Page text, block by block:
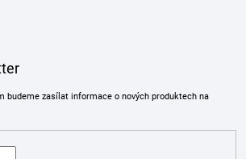
budeme zasílat informace o nových produktech na